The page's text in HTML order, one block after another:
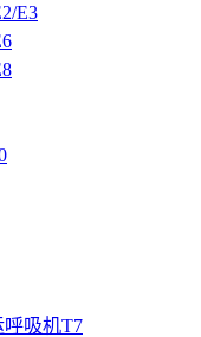
E3
呼吸机T7